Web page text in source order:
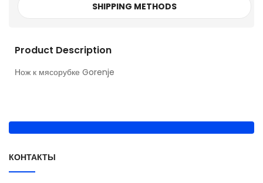
SHIPPING METHODS
Product Description
Нож к мясорубке Gorenje
КОНТАКТЫ